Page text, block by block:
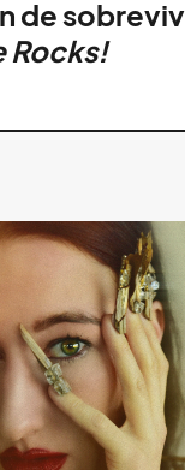
de
Rocks!